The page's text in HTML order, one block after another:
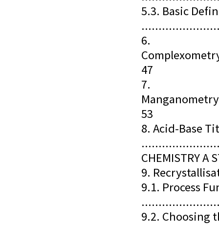
5.3. Basic
6.
47
7.
53
8. Acid-Base
CHEMISTRY A
9.
9.1. Process
9.2. Choosing